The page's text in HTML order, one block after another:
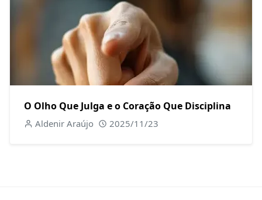
O Olho Que Julga e o Coração Que Disciplina
Aldenir Araújo 2025/11/23